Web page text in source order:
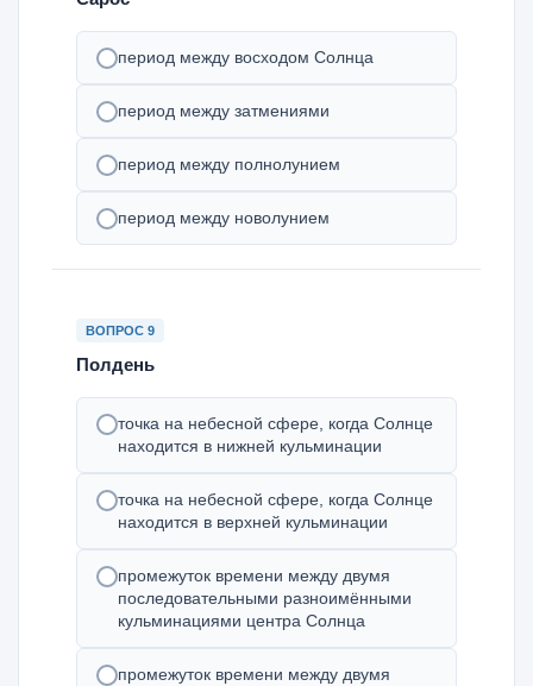
период между восходом Солнца
период между затмениями
период между полнолунием
период между новолунием
ВОПРОС 9
Полдень
точка на небесной сфере, когда Солнце
находится в нижней кульминации
точка на небесной сфере, когда Солнце
находится в верхней кульминации
промежуток времени между двумя
последовательными разноимёнными
кульминациями центра Солнца
промежуток времени между двумя